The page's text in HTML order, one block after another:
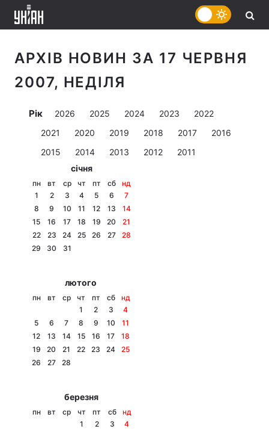
АРХІВ НОВИН ЗА 17 ЧЕРВНЯ
2007, НЕДІЛЯ
Рік 2026 2025 2024 2023
2022
2021
2020 2019 2018 2017
2016
2015
2014 2013 2012
2011
січня
пн вт ср чт пт сб
нд
1
2 3 4 5 6
7
8
9 10 11 12 13
14
15
16 17 18 19 20
21
22
23 24 25 26 27
28
29
30 31
лютого
пн вт ср чт пт сб
нд
1
2 3
4
5
6 7 8 9 10
11
12
13 14 15 16 17
18
19
20 21 22 23 24
25
26
27 28
березня
пн вт ср чт пт сб
нд
1
2 3
4